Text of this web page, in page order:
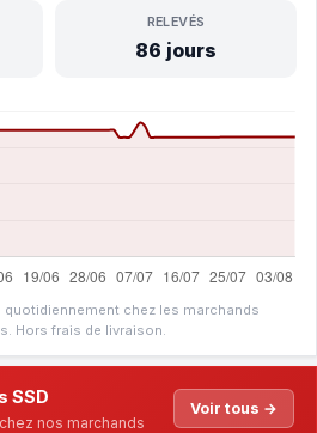
RELEVÉS
86 jours
quotidiennement chez les marchands
Hors frais de livraison.
SSD
nos marchands
Voir tous →